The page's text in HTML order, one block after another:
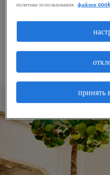
вокруг
Измените
слова и проверьте,
написаны.
политике использования
файлов
принять